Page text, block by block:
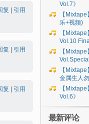
复
引用
复
引用
复
引用
Vol.7》
【
乐+视频)
【
Vol.10
【
Vol.Special
【
金属生人
【
Vol.6》
最新评论